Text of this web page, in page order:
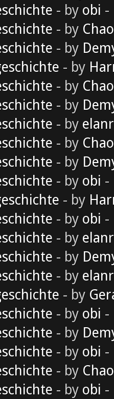
- by obi -
- by
- by
- by
- by
- by
- by
- by
- by
- by obi -
- by
- by obi -
- by
- by
- by
- by
- by obi -
- by
- by obi -
- by
- by obi -